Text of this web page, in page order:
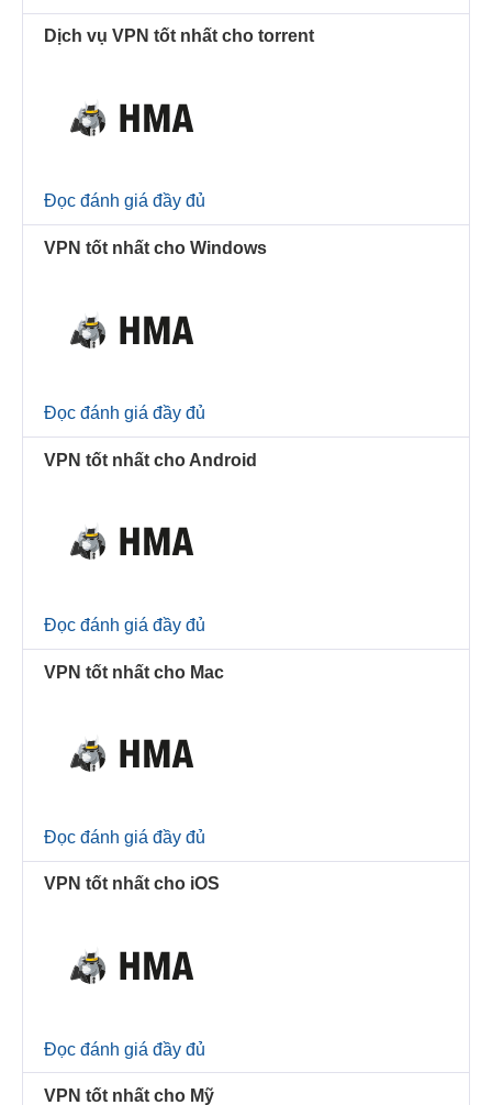
Dịch vụ VPN tốt nhất cho torrent
Đọc đánh giá đầy đủ
VPN tốt nhất cho Windows
Đọc đánh giá đầy đủ
VPN tốt nhất cho Android
Đọc đánh giá đầy đủ
VPN tốt nhất cho Mac
Đọc đánh giá đầy đủ
VPN tốt nhất cho iOS
Đọc đánh giá đầy đủ
VPN tốt nhất cho Mỹ